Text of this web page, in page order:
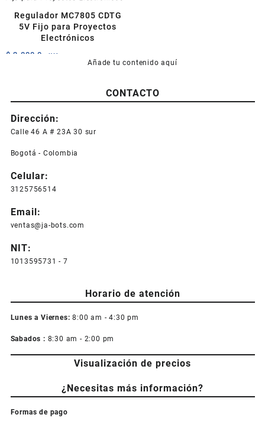
Regulador MC7805 CDTG
5V Fijo para Proyectos
Electrónicos
$ 2.000,0 +IVA
Añade tu contenido aquí
CONTACTO
Dirección:
Calle 46 A # 23A 30 sur
Bogotá - Colombia
Celular:
3125756514
Email:
ventas@ja-bots.com
NIT:
1013595731 - 7
Horario de atención
Lunes a Viernes: 8:00 am - 4:30 pm
Sabados : 8:30 am - 2:00 pm
Visualización de precios
¿Necesitas más información?
Formas de pago